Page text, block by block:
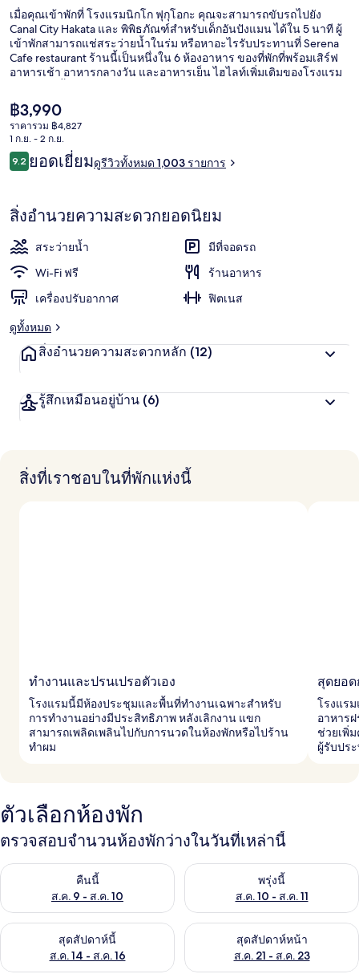
กุ
โอกะ
เมื่อคุณเข้าพักที่ โรงแรมนิกโก ฟุกุโอกะ คุณจะสามารถขับรถไปยัง
Canal City Hakata และ พิพิธภัณฑ์สำหรับเด็กอันปังแมน ได้ใน 5 นาที ผู้
เข้าพักสามารถแช่สระว่ายน้ำในร่ม หรือหาอะไรรับประทานที่ Serena
Cafe restaurant ร้านนี้เป็นหนึ่งใน 6 ห้องอาหาร ของที่พักที่พร้อมเสิร์ฟ
อาหารเช้า อาหารกลางวัน และอาหารเย็น ไฮไลท์เพิ่มเติมของโรงแรม
เดินไปขนส่งสาธารณะได้ใกล้ๆ โดย สถานี Gion อยู่ห่างออกไปเพียง 8
นาที และ สถานีศาลเจ้าคุชิดะ อยู่ห่างออกไปเพียง 11 นาที
ราคา
ปัจจุบัน
฿3,990
฿3,990
ราคารวม ฿4,827
1 ก.ย. - 2 ก.ย.
รีวิว
9.29.2 จาก 10
ยอดเยี่ยมดูรีวิวทั้งหมด 1,003 รายการ
สิ่งอำนวยความสะดวกยอดนิยม
สระว่ายน้ำ
มีที่จอดรถ
Wi-Fi ฟรี
ร้านอาหาร
เครื่องปรับอากาศ
ฟิตเนส
ดูทั้งหมด
สิ่งอำนวยความสะดวกหลัก (12)
รู้สึกเหมือนอยู่บ้าน (6)
สิ่งที่เราชอบในที่พักแห่งนี้
ทำงานและปรนเปรอตัวเอง
โรงแรมนี้มีห้องประชุมและพื้นที่ทำงานเฉพาะสำหรับ
การทำงานอย่างมีประสิทธิภาพ หลังเลิกงาน แขก
สามารถเพลิดเพลินไปกับการนวดในห้องพักหรือไปร้าน
ทำผม
สุดยอ
โรงแร
อาหาร
ช่วยเพิ่
ผู้รับปร
ตัวเลือกห้องพัก
ตรวจสอบจำนวนห้องพักว่างในวันที่เหล่านี้
คืนนี้
ส.ค. 9 - ส.ค. 10
ตรวจสอบจำนวนห้องพักว่างในคืนนี้ ส.ค. 9 - ส.ค. 10
พรุ่งนี้
ส.ค. 10 - ส.ค. 11
ตรวจสอบจำนวนห้องพักว่างใน
สุดสัปดาห์นี้
ส.ค. 14 - ส.ค. 16
ตรวจสอบจำนวนห้องพักว่างในสุดสัปดาห์นี้ ส.ค. 14 - ส.ค. 16
สุดสัปดาห์หน้า
ส.ค. 21 - ส.ค. 23
ตรวจสอบจำนวนห้องพักว่างใน